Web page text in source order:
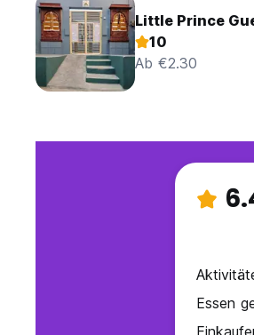
Little Prince
10
Ab €2.30
Essen